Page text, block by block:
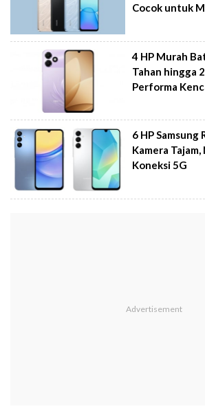
Cocok untuk
4 HP Murah
Tahan hingga
Performa
6 HP Samsung
Kamera Tajam,
Koneksi 5G